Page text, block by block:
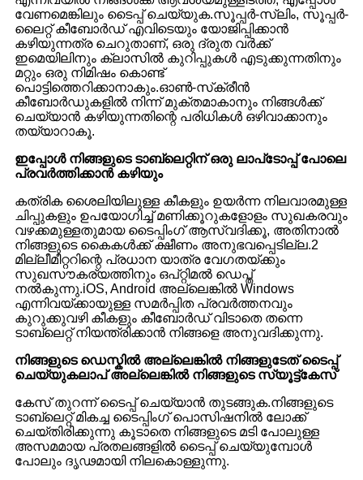
വേണമെങ്കിലും ടൈപ്പ് ചെയ്യുക.സൂപ്പർ-സ്ലിം, സൂപ്പർ-
ലൈറ്റ് കീബോർഡ് എവിടെയും യോജിപ്പിക്കാൻ
കഴിയുന്നത്ര ചെറുതാണ്, ഒരു ദ്രുത വർക്ക്
ഇമെയിലിനും ക്ലാസിൽ കുറിപ്പുകൾ എടുക്കുന്നതിനും
മറ്റും ഒരു നിമിഷം കൊണ്ട്
പൊട്ടിത്തെറിക്കാനാകും.ഓൺ-സ്‌ക്രീൻ
കീബോർഡുകളിൽ നിന്ന് മുക്തമാകാനും നിങ്ങൾക്ക്
ചെയ്യാൻ കഴിയുന്നതിന്റെ പരിധികൾ ഒഴിവാക്കാനും
തയ്യാറാകൂ.
ഇപ്പോൾ നിങ്ങളുടെ ടാബ്‌ലെറ്റിന് ഒരു ലാപ്‌ടോപ്പ് പോലെ
പ്രവർത്തിക്കാൻ കഴിയും
കത്രിക ശൈലിയിലുള്ള കീകളും ഉയർന്ന നിലവാരമുള്ള
ചിപ്പുകളും ഉപയോഗിച്ച് മണിക്കൂറുകളോളം സുഖകരവും
വഴക്കമുള്ളതുമായ ടൈപ്പിംഗ് ആസ്വദിക്കൂ, അതിനാൽ
നിങ്ങളുടെ കൈകൾക്ക് ക്ഷീണം അനുഭവപ്പെടില്ല.2
മില്ലീമീറ്ററിന്റെ പ്രധാന യാത്ര വേഗതയ്ക്കും
സുഖസൗകര്യത്തിനും ഒപ്റ്റിമൽ ഡെപ്ത്
നൽകുന്നു.iOS, Android അല്ലെങ്കിൽ Windows
എന്നിവയ്‌ക്കായുള്ള സമർപ്പിത പ്രവർത്തനവും
കുറുക്കുവഴി കീകളും കീബോർഡ് വിടാതെ തന്നെ
ടാബ്‌ലെറ്റ് നിയന്ത്രിക്കാൻ നിങ്ങളെ അനുവദിക്കുന്നു.
നിങ്ങളുടെ ഡെസ്കിൽ അല്ലെങ്കിൽ നിങ്ങളുടേത് ടൈപ്പ്
ചെയ്യുകലാപ് അല്ലെങ്കിൽ നിങ്ങളുടെ സ്യൂട്ട്കേസ്
കേസ് തുറന്ന് ടൈപ്പ് ചെയ്യാൻ തുടങ്ങുക.നിങ്ങളുടെ
ടാബ്‌ലെറ്റ് മികച്ച ടൈപ്പിംഗ് പൊസിഷനിൽ ലോക്ക്
ചെയ്‌തിരിക്കുന്നു കൂടാതെ നിങ്ങളുടെ മടി പോലുള്ള
അസമമായ പ്രതലങ്ങളിൽ ടൈപ്പ് ചെയ്യുമ്പോൾ
പോലും ദൃഢമായി നിലകൊള്ളുന്നു.